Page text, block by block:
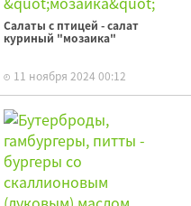
Салаты с птицей - салат
куриный "мозаика"
11 ноября 2024 00:12